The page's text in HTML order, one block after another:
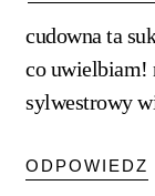
cudowna ta
co uwielbiam!
sylwestrowy
ODPOWIEDZ